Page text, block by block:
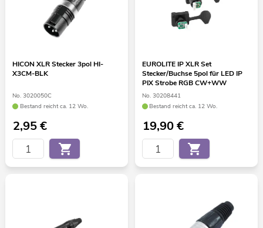
HICON XLR Stecker 3pol HI-
X3CM-BLK
No. 3020050C
Bestand reicht ca. 12 Wo.
2,95€
EUROLITE IP XLR Set
Stecker/Buchse 5pol für LED IP
PIX Strobe RGB CW+WW
No. 30208441
Bestand reicht ca. 12 Wo.
19,90€